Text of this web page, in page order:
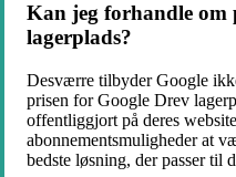
Kan jeg forhandle om
lagerplads?
Desværre tilbyder Google
prisen for Google Drev
offentliggjort på deres
abonnementsmuligheder at
bedste løsning, der passer til